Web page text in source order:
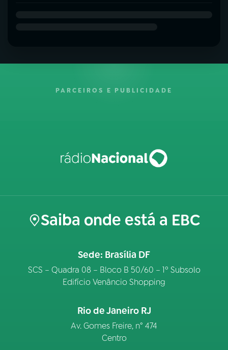
PARCEIROS E PUBLICIDADE
Saiba onde está a EBC
Sede: Brasília DF
SCS – Quadra 08 – Bloco B 50/60 – 1º Subsolo
Edifício Venâncio Shopping
Rio de Janeiro RJ
Av. Gomes Freire, n° 474
Centro